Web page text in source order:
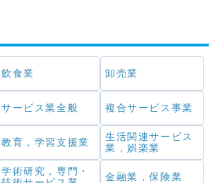
飲食業 卸売業
サービス業全般 複合サービス事業
教育，学習支援業
生活関連サービス
業，娯楽業
学術研究，専門・
金融業，保険業